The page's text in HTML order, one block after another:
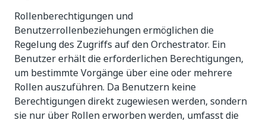
Rollenberechtigungen und
Benutzerrollenbeziehungen ermöglichen die
Regelung des Zugriffs auf den Orchestrator. Ein
Benutzer erhält die erforderlichen Berechtigungen,
um bestimmte Vorgänge über eine oder mehrere
Rollen auszuführen. Da Benutzern keine
Berechtigungen direkt zugewiesen werden, sondern
sie nur über Rollen erworben werden, umfasst die